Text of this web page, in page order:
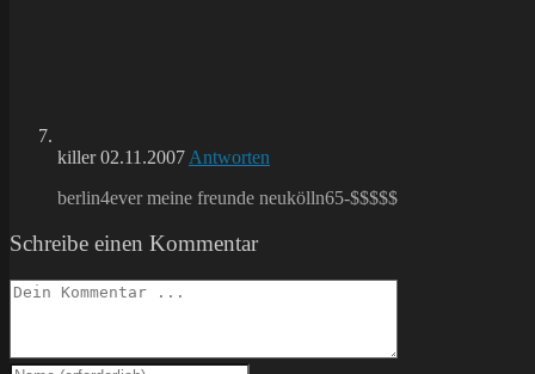
killer02.11.2007 Antworten
berlin4ever meine freunde neukölln65-$$$$$
Schreibe einen Kommentar
Kommentieren